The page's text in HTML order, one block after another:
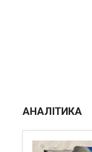
АНАЛІТИКА